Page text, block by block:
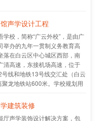
声学设计工程
校，简称“广云外校”，是由广
举办的九年一贯制义务教育高
落在白云区中心城区西部，南
清高速，东接机场高速，位于
线和地铁13号线交汇处（白云
龙地铁站600米。学校规划用
总投资5亿元，拥有近1700个
省一级学校标准建设，配置
，智慧校园教育教学设备实
建筑装修
厅声学装饰设计解决方案，包